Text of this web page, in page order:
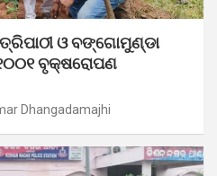
ଓ ବଙ୍ଗୋମୁଣ୍ଡା
ବୃକ୍ଷରୋପଣ
Dhangadamajhi